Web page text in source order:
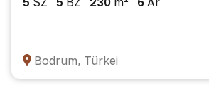
Bodrum, Türkei